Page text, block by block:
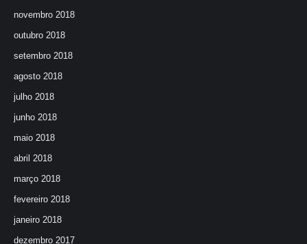
novembro 2018
outubro 2018
setembro 2018
agosto 2018
julho 2018
junho 2018
maio 2018
abril 2018
março 2018
fevereiro 2018
janeiro 2018
dezembro 2017